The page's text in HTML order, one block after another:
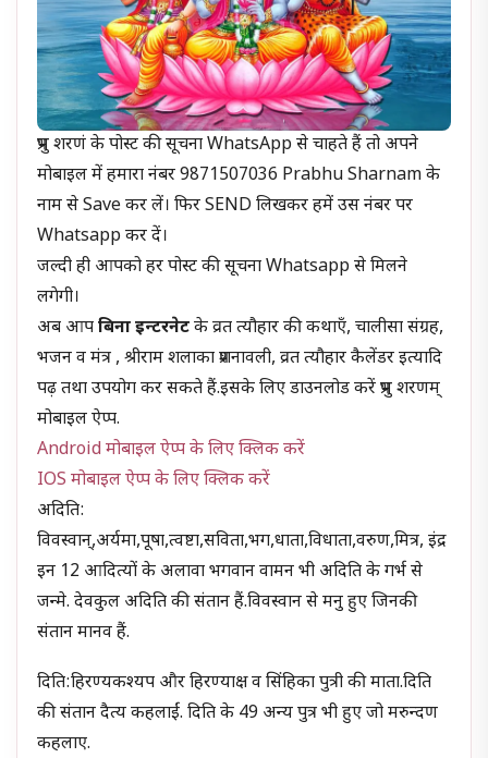
प्रभु शरणं के पोस्ट की सूचना WhatsApp से चाहते हैं तो अपने
मोबाइल में हमारा नंबर 9871507036 Prabhu Sharnam के
नाम से Save कर लें। फिर SEND लिखकर हमें उस नंबर पर
Whatsapp कर दें।
जल्दी ही आपको हर पोस्ट की सूचना Whatsapp से मिलने
लगेगी।
अब आपबिना इन्टरनेटके व्रत त्यौहार की कथाएँ, चालीसा संग्रह,
भजन व मंत्र , श्रीराम शलाका प्रशनावली, व्रत त्यौहार कैलेंडर इत्यादि
पढ़ तथा उपयोग कर सकते हैं.इसके लिए डाउनलोड करें प्रभु शरणम्
मोबाइल ऐप्प.
Android मोबाइल ऐप्प के लिए क्लिक करें
IOS मोबाइल ऐप्प के लिए क्लिक करें
अदिति:
विवस्वान्,अर्यमा,पूषा,त्वष्टा,सविता,भग,धाता,विधाता,वरुण,मित्र, इंद्र
इन 12 आदित्यों के अलावा भगवान वामन भी अदिति के गर्भ से
जन्मे. देवकुल अदिति की संतान हैं.विवस्वान से मनु हुए जिनकी
संतान मानव हैं.
दिति:हिरण्यकश्यप और हिरण्याक्ष व सिंहिका पुत्री की माता.दिति
की संतान दैत्य कहलाईं. दिति के 49 अन्य पुत्र भी हुए जो मरुन्दण
कहलाए.